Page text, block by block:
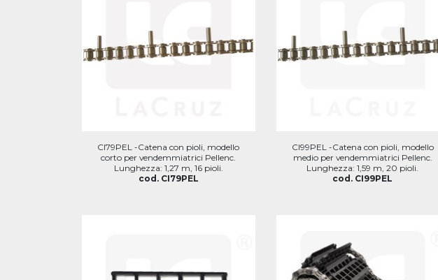
CI79PEL -Catena con pioli, modello
corto per vendemmiatrici Pellenc.
Lunghezza: 1,27 m, 16 pioli.
cod. CI79PEL
CI99PEL -Catena con pioli, modello
medio per vendemmiatrici Pellenc.
Lunghezza: 1,59 m, 20 pioli.
cod. CI99PEL